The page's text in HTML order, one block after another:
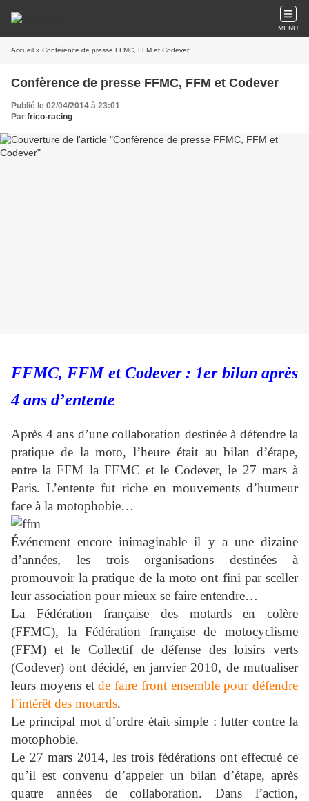
MENU
Accueil » Confèrence de presse FFMC, FFM et Codever
Confèrence de presse FFMC, FFM et Codever
Publié le 02/04/2014 à 23:01
Par frico-racing
FFMC, FFM et Codever : 1er bilan après
4 ans d’entente
Après 4 ans d’une collaboration destinée à défendre la
pratique de la moto, l’heure était au bilan d’étape,
entre la FFM la FFMC et le Codever, le 27 mars à
Paris. L’entente fut riche en mouvements d’humeur
face à la motophobie…
Événement encore inimaginable il y a une dizaine
d’années, les trois organisations destinées à
promouvoir la pratique de la moto ont fini par sceller
leur association pour mieux se faire entendre…
La Fédération française des motards en colère
(FFMC), la Fédération française de motocyclisme
(FFM) et le Collectif de défense des loisirs verts
(Codever) ont décidé, en janvier 2010, de mutualiser
leurs moyens etde faire front ensemble pour défendre
l’intérêt des motards.
Le principal mot d’ordre était simple : lutter contre la
motophobie.
Le 27 mars 2014, les trois fédérations ont effectué ce
qu’il est convenu d’appeler un bilan d’étape, après
quatre années de collaboration. Dans l’action,